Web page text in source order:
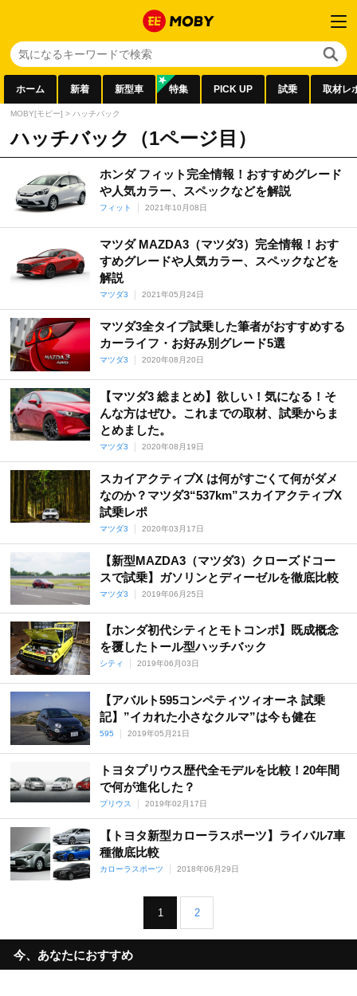
ホーム 新着 新型車 特集 PICK UP 試乗 取材レ
MOBY[モビー] > ハッチバック
ハッチバック（1ページ目）
ホンダ フィット完全情報！おすすめグレード
や人気カラー、スペックなどを解説
フィット 2021年10月08日
マツダ MAZDA3（マツダ3）完全情報！おす
すめグレードや人気カラー、スペックなどを
解説
マツダ3 2021年05月24日
マツダ3全タイプ試乗した筆者がおすすめする
カーライフ・お好み別グレード5選
マツダ3 2020年08月20日
【マツダ3 総まとめ】欲しい！気になる！そ
んな方はぜひ。これまでの取材、試乗からま
とめました。
マツダ3 2020年08月19日
スカイアクティブX は何がすごくて何がダメ
なのか？マツダ3“537km”スカイアクティブX
試乗レポ
マツダ3 2020年03月17日
【新型MAZDA3（マツダ3）クローズドコー
スで試乗】ガソリンとディーゼルを徹底比較
マツダ3 2019年06月25日
【ホンダ初代シティとモトコンポ】既成概念
を覆したトール型ハッチバック
シティ 2019年06月03日
【アバルト595コンペティツィオーネ 試乗
記】”イカれた小さなクルマ”は今も健在
595 2019年05月21日
トヨタプリウス歴代全モデルを比較！20年間
で何が進化した？
プリウス 2019年02月17日
【トヨタ新型カローラスポーツ】ライバル7車
種徹底比較
カローラスポーツ 2018年06月29日
1 2
今、あなたにおすすめ